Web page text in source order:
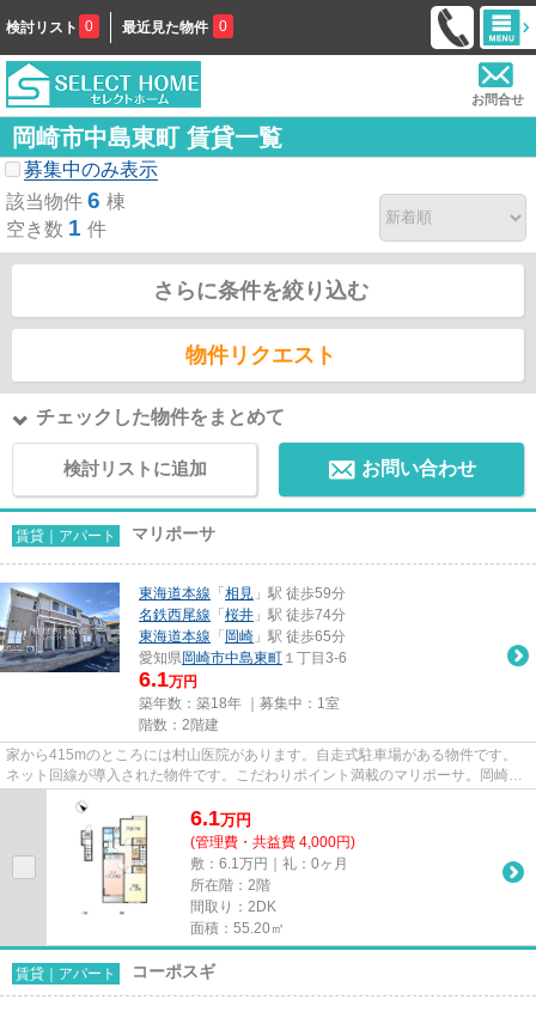
検討リスト 0 最近見た物件 0
お問合せ
岡崎市中島東町 賃貸一覧
募集中のみ表示
該当物件 6 棟
空き数 1 件
さらに条件を絞り込む
物件リクエスト
チェックした物件をまとめて
検討リストに追加 お問い合わせ
賃貸｜アパート マリポーサ
東海道本線 「 相見 」駅 徒歩59分
名鉄西尾線 「 桜井 」駅 徒歩74分
東海道本線 「 岡崎 」駅 徒歩65分
愛知県岡崎市中島東町 １丁目3-6
6.1万円
築年数：築18年 ｜募集中： 1室
階数：2階建
家から415mのところには村山医院があります。自走式駐車場がある物件です。
ネット回線が導入された物件です。こだわりポイント満載のマリポーサ。岡崎市
6.1万円
(管理費・共益費 4,000円)
敷：6.1万円｜礼：0ヶ月
所在階：2階
間取り：2DK
面積：55.20㎡
賃貸｜アパート コーポスギ